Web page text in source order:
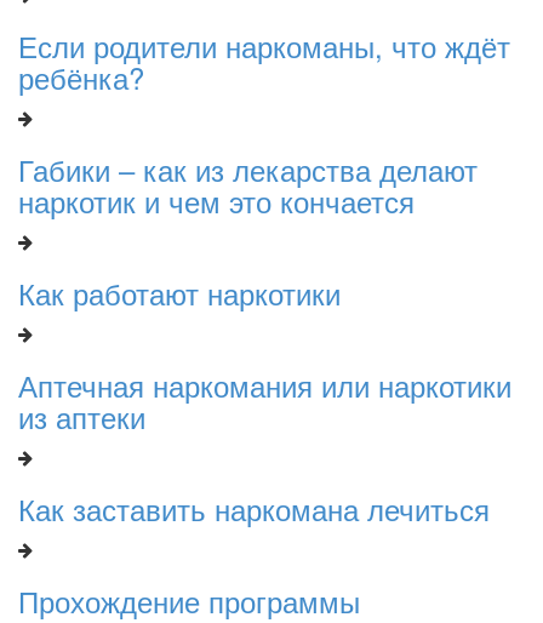
Если родители наркоманы, что ждёт
ребёнка?
Габики – как из лекарства делают
наркотик и чем это кончается
Как работают наркотики
Аптечная наркомания или наркотики
из аптеки
Как заставить наркомана лечиться
Прохождение программы